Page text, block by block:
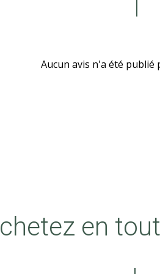
Aucun avis n'a été publié
en